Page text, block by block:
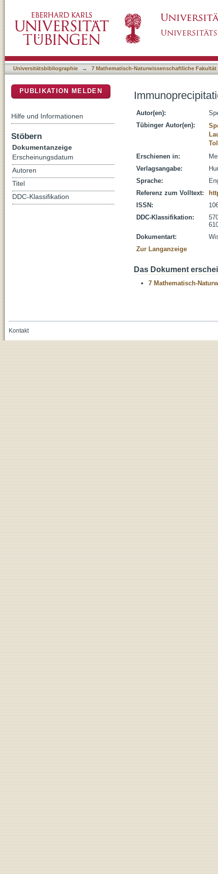
Universitätsbibliographie → 7 Mathematisch-Naturwissenschaftliche Fakultät
Autor(en):
Tübinger Autor(en):
Erschienen in:
Verlagsangabe:
Sprache:
Referenz zum Volltext:
ISSN:
DDC-Klassifikation:
Dokumentart:
Zur Langanzeige
Das Dokument
7 Mathematisch-
PUBLIKATION MELDEN
Hilfe und Informationen
Stöbern
Dokumentanzeige
Erscheinungsdatum
Autoren
Titel
DDC-Klassifikation
Kontakt